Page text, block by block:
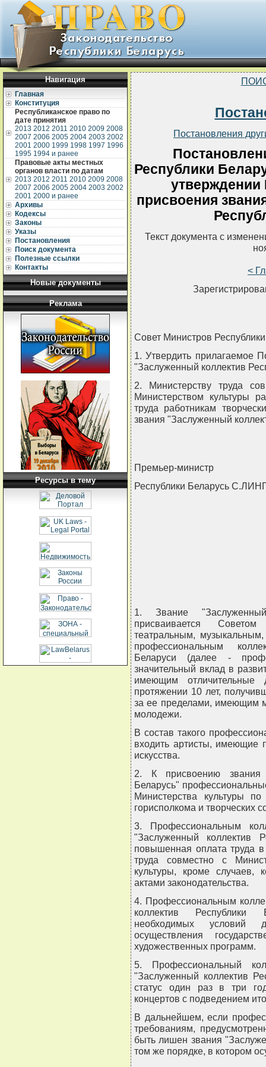
Навигация
Главная
Конституция
Республиканское право по
дате принятия
2013 2012 2011 2010 2009 2008
2007 2006 2005 2004 2003 2002
2001 2000 1999 1998 1997 1996
1995 1994 и ранее
Правовые акты местных
органов власти по датам
2013 2012 2011 2010 2009 2008
2007 2006 2005 2004 2003 2002
2001 2000 и ранее
Архивы
Кодексы
Законы
Указы
Постановления
Поиск документа
Полезные ссылки
Контакты
Новые документы
Реклама
Ресурсы в тему
Постановления
Республики
утверждении
присвоения
Текст документа с
<
Совет Министров
1. Утвердить прилагаемое
"Заслуженный коллектив
2. Министерству труда
Министерством культуры
труда работникам
звания "Заслуженный
Премьер-министр
Республики Беларусь
1. Звание
присваивается
театральным,
профессиональным
Беларуси (далее -
значительный вклад в
имеющим отличительные
протяжении 10 лет,
за ее пределами, имеющим
молодежи.
В состав такого
входить артисты, имеющие
искусства.
2. К присвоению звания
Беларусь"
Министерства культуры
горисполкома и творческих
3. Профессиональным
"Заслуженный коллектив
повышенная оплата труда
труда совместно с
культуры, кроме случаев,
актами законодательства.
4. Профессиональным
коллектив Республики
необходимых условий
осуществления
художественных программ.
5. Профессиональный
"Заслуженный коллектив
статус один раз в три
концертов с подведением
В дальнейшем, если
требованиям,
быть лишен звания
том же порядке, в котором